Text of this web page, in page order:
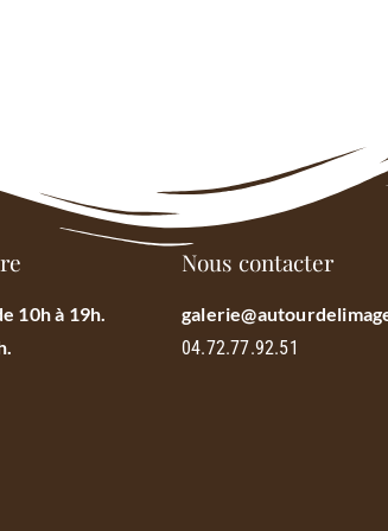
10h à 19h.
Nous contacter
04.72.77.92.51